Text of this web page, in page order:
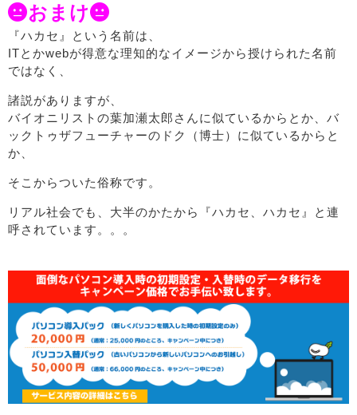
おまけ
『ハカセ』という名前は、
ITとかwebが得意な理知的なイメージから授けられた名前
ではなく、
諸説がありますが、
バイオニリストの葉加瀬太郎さんに似ているからとか、バ
ックトゥザフューチャーのドク（博士）に似ているからと
か、
そこからついた俗称です。
リアル社会でも、大半のかたから『ハカセ、ハカセ』と連
呼されています。。。